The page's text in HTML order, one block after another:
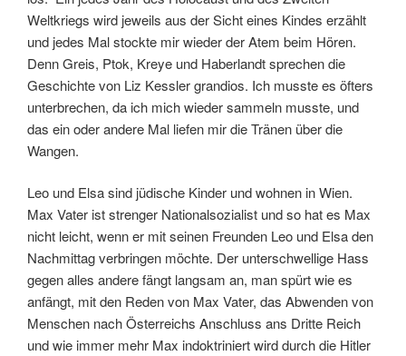
Weltkriegs wird jeweils aus der Sicht eines Kindes erzählt
und jedes Mal stockte mir wieder der Atem beim Hören.
Denn Greis, Ptok, Kreye und Haberlandt sprechen die
Geschichte von Liz Kessler grandios. Ich musste es öfters
unterbrechen, da ich mich wieder sammeln musste, und
das ein oder andere Mal liefen mir die Tränen über die
Wangen.
Leo und Elsa sind jüdische Kinder und wohnen in Wien.
Max Vater ist strenger Nationalsozialist und so hat es Max
nicht leicht, wenn er mit seinen Freunden Leo und Elsa den
Nachmittag verbringen möchte. Der unterschwellige Hass
gegen alles andere fängt langsam an, man spürt wie es
anfängt, mit den Reden von Max Vater, das Abwenden von
Menschen nach Österreichs Anschluss ans Dritte Reich
und wie immer mehr Max indoktriniert wird durch die Hitler